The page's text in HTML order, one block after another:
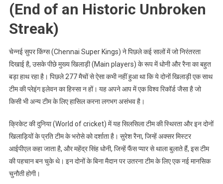
(End of an Historic Unbroken
Streak)
चेन्नई सुपर किंग्स (Chennai Super Kings) ने पिछले कई सालों में जो निरंतरता
दिखाई है, उसके पीछे मुख्य खिलाड़ी (Main players) के रूप में धोनी और रैना का बहुत
बड़ा हाथ रहा है। पिछले 277 मैचों से ऐसा कभी नहीं हुआ था कि ये दोनों खिलाड़ी एक साथ
टीम की प्लेइंग इलेवन का हिस्सा न हों। यह अपने आप में एक विश्व रिकॉर्ड जैसा है जो
किसी भी अन्य टीम के लिए हासिल करना लगभग असंभव है।
क्रिकेट की दुनिया (World of cricket) में यह सिलसिला टीम की स्थिरता और इन दोनों
खिलाड़ियों के प्रति टीम के भरोसे को दर्शाता है। सुरेश रैना, जिन्हें अक्सर मिस्टर
आईपीएल कहा जाता है, और महेंद्र सिंह धोनी, जिन्हें फैंस प्यार से थाला बुलाते हैं, इस टीम
की पहचान बन चुके थे। इन दोनों के बिना मैदान पर उतरना टीम के लिए एक नई मानसिक
चुनौती होगी।